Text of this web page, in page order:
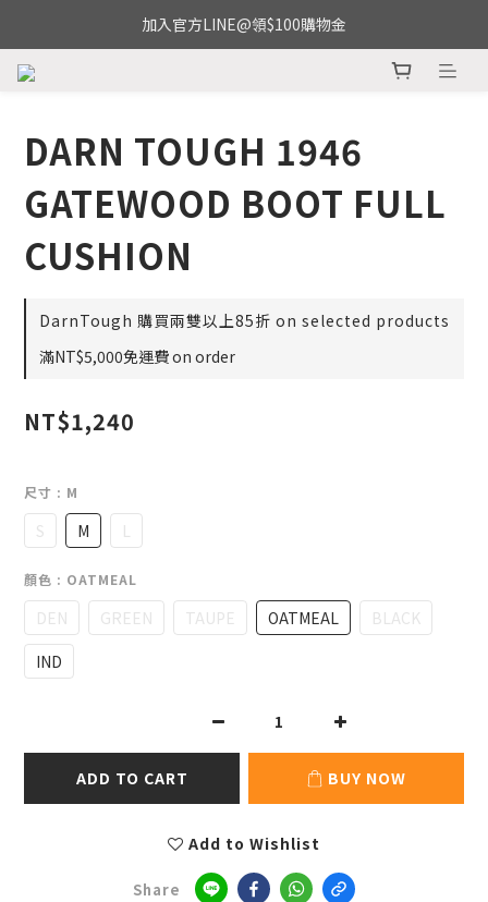
加入官方LINE@領$100購物金
DARN TOUGH 1946
GATEWOOD BOOT FULL
CUSHION
DarnTough 購買兩雙以上85折 on selected products
滿NT$5,000免運費 on order
NT$1,240
尺寸 : M
S M L
顏色 : OATMEAL
DEN GREEN TAUPE OATMEAL
BLACK
IND
ADD TO CART BUY NOW
Add to Wishlist
Share